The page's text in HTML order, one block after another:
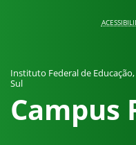
Instituto Federal de
Sul
Campus